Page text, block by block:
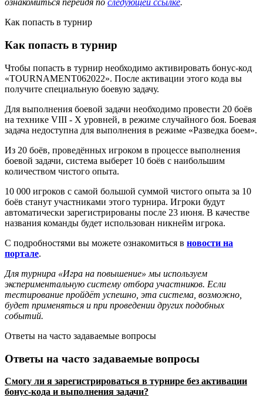
ознакомиться перейдя по следующей ссылке.
Как попасть в турнир
Как попасть в турнир
Чтобы попасть в турнир необходимо активировать бонус-код
«TOURNAMENT062022». После активации этого кода вы
получите специальную боевую задачу.
Для выполнения боевой задачи необходимо провести 20 боёв
на технике VIII - X уровней, в режиме случайного боя. Боевая
задача недоступна для выполнения в режиме «Разведка боем».
Из 20 боёв, проведённых игроком в процессе выполнения
боевой задачи, система выберет 10 боёв с наибольшим
количеством чистого опыта.
10 000 игроков с самой большой суммой чистого опыта за 10
боёв станут участниками этого турнира. Игроки будут
автоматически зарегистрированы после 23 июня. В качестве
названия команды будет использован никнейм игрока.
С подробностями вы можете ознакомиться в новости на
портале.
Для турнира «Игра на повышение» мы используем
экспериментальную систему отбора участников. Если
тестирование пройдёт успешно, эта система, возможно,
будет применяться и при проведении других подобных
событий.
Ответы на часто задаваемые вопросы
Ответы на часто задаваемые вопросы
Смогу ли я зарегистрироваться в турнире без активации
бонус-кода и выполнения задачи?